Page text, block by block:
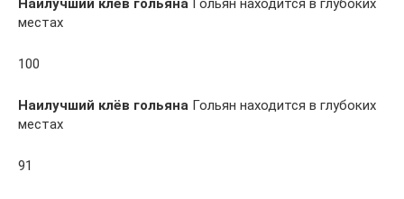
Наилучший клёв гольяна Гольян находится в глубоких
местах
100
Наилучший клёв гольяна Гольян находится в глубоких
местах
91